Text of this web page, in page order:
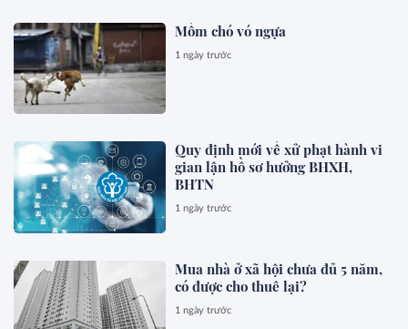
Mồm chó vó ngựa
1 ngày trước
Quy định mới về xử phạt hành vi
gian lận hồ sơ hưởng BHXH,
BHTN
1 ngày trước
Mua nhà ở xã hội chưa đủ 5 năm,
có được cho thuê lại?
1 ngày trước